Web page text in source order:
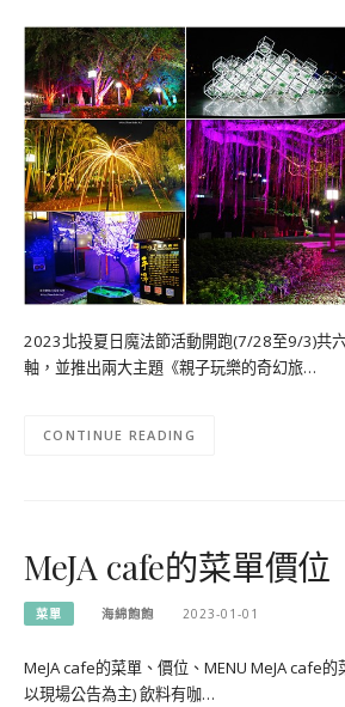
2023北投夏日魔法節活動開跑(7/28至9/3)共
軸，並推出兩大主題《親子玩樂的奇幻旅…
CONTINUE READING
MeJA cafe的菜單價位
菜單 海綿飽飽 2023-01-01
MeJA cafe的菜單、價位、MENU MeJA cafe
以現場公告為主) 飲料有咖…